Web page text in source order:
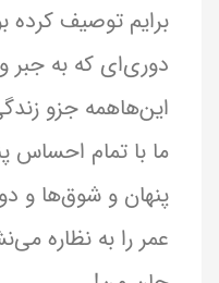
برایم توصیف کرده
دوری‌ای که به جبر
این‌هاهمه جزو
ما با تمام احساس
پنهان و شوق‌ها و
عمر را به نظاره